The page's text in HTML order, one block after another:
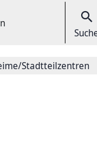
Stadtteilzentren